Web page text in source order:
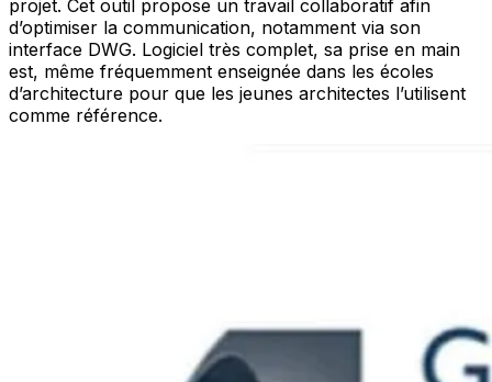
projet. Cet outil propose un travail collaboratif afin
d’optimiser la communication, notamment via son
interface DWG. Logiciel très complet, sa prise en main
est, même fréquemment enseignée dans les écoles
d’architecture pour que les jeunes architectes l’utilisent
comme référence.